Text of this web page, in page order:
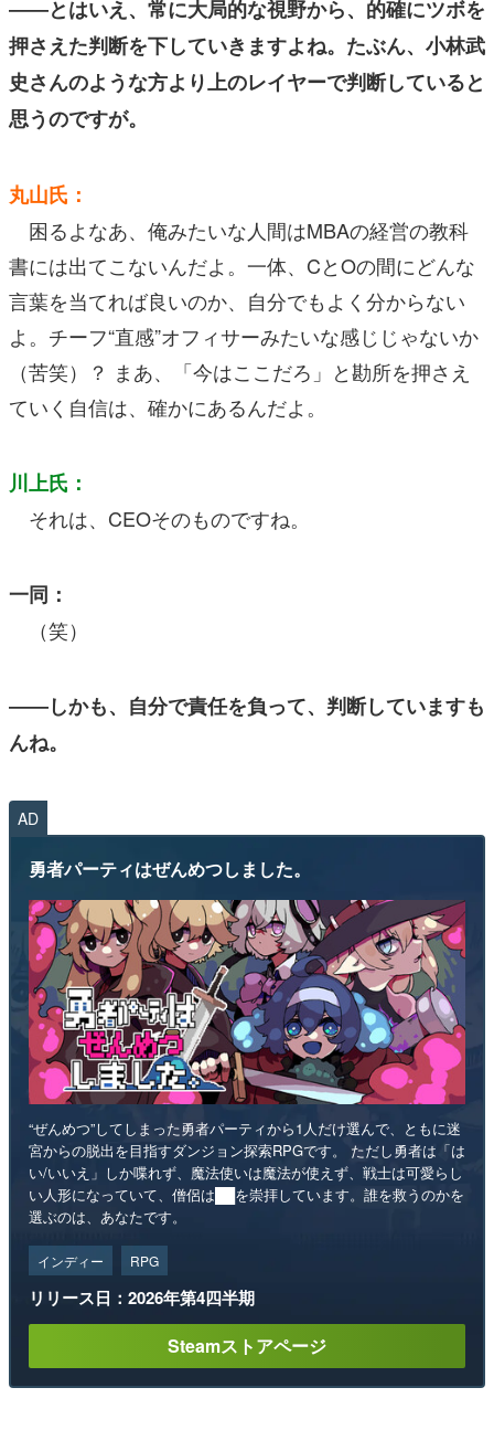
――とはいえ、常に大局的な視野から、的確にツボを
押さえた判断を下していきますよね。たぶん、小林武
史さんのような方より上のレイヤーで判断していると
思うのですが。
丸山氏：
困るよなあ、俺みたいな人間はMBAの経営の教科
書には出てこないんだよ。一体、CとOの間にどんな
言葉を当てれば良いのか、自分でもよく分からない
よ。チーフ“直感”オフィサーみたいな感じじゃないか
（苦笑）？ まあ、「今はここだろ」と勘所を押さえ
ていく自信は、確かにあるんだよ。
川上氏：
それは、CEOそのものですね。
一同：
（笑）
――しかも、自分で責任を負って、判断していますも
んね。
AD
勇者パーティはぜんめつしました。
“ぜんめつ”してしまった勇者パーティから1人だけ選んで、ともに迷
宮からの脱出を目指すダンジョン探索RPGです。 ただし勇者は「は
い/いいえ」しか喋れず、魔法使いは魔法が使えず、戦士は可愛らし
い人形になっていて、僧侶は██を崇拝しています。誰を救うのかを
選ぶのは、あなたです。
インディー RPG
リリース日：2026年第4四半期
Steamストアページ